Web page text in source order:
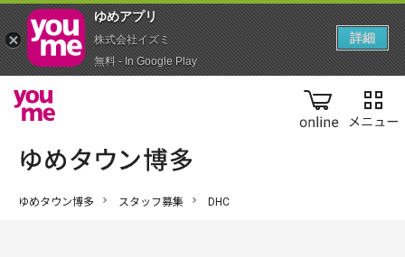
online
ゆめタウン博多 スタッフ募集 DHC
ゆめアプ‪リ‬
株式会社イズミ
無料 - In Google Play
詳細